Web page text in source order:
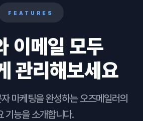
FEATURES
이메일 모두
관리해보세요
마케팅을 완성하는 오즈메일러의
기능을 소개합니다.